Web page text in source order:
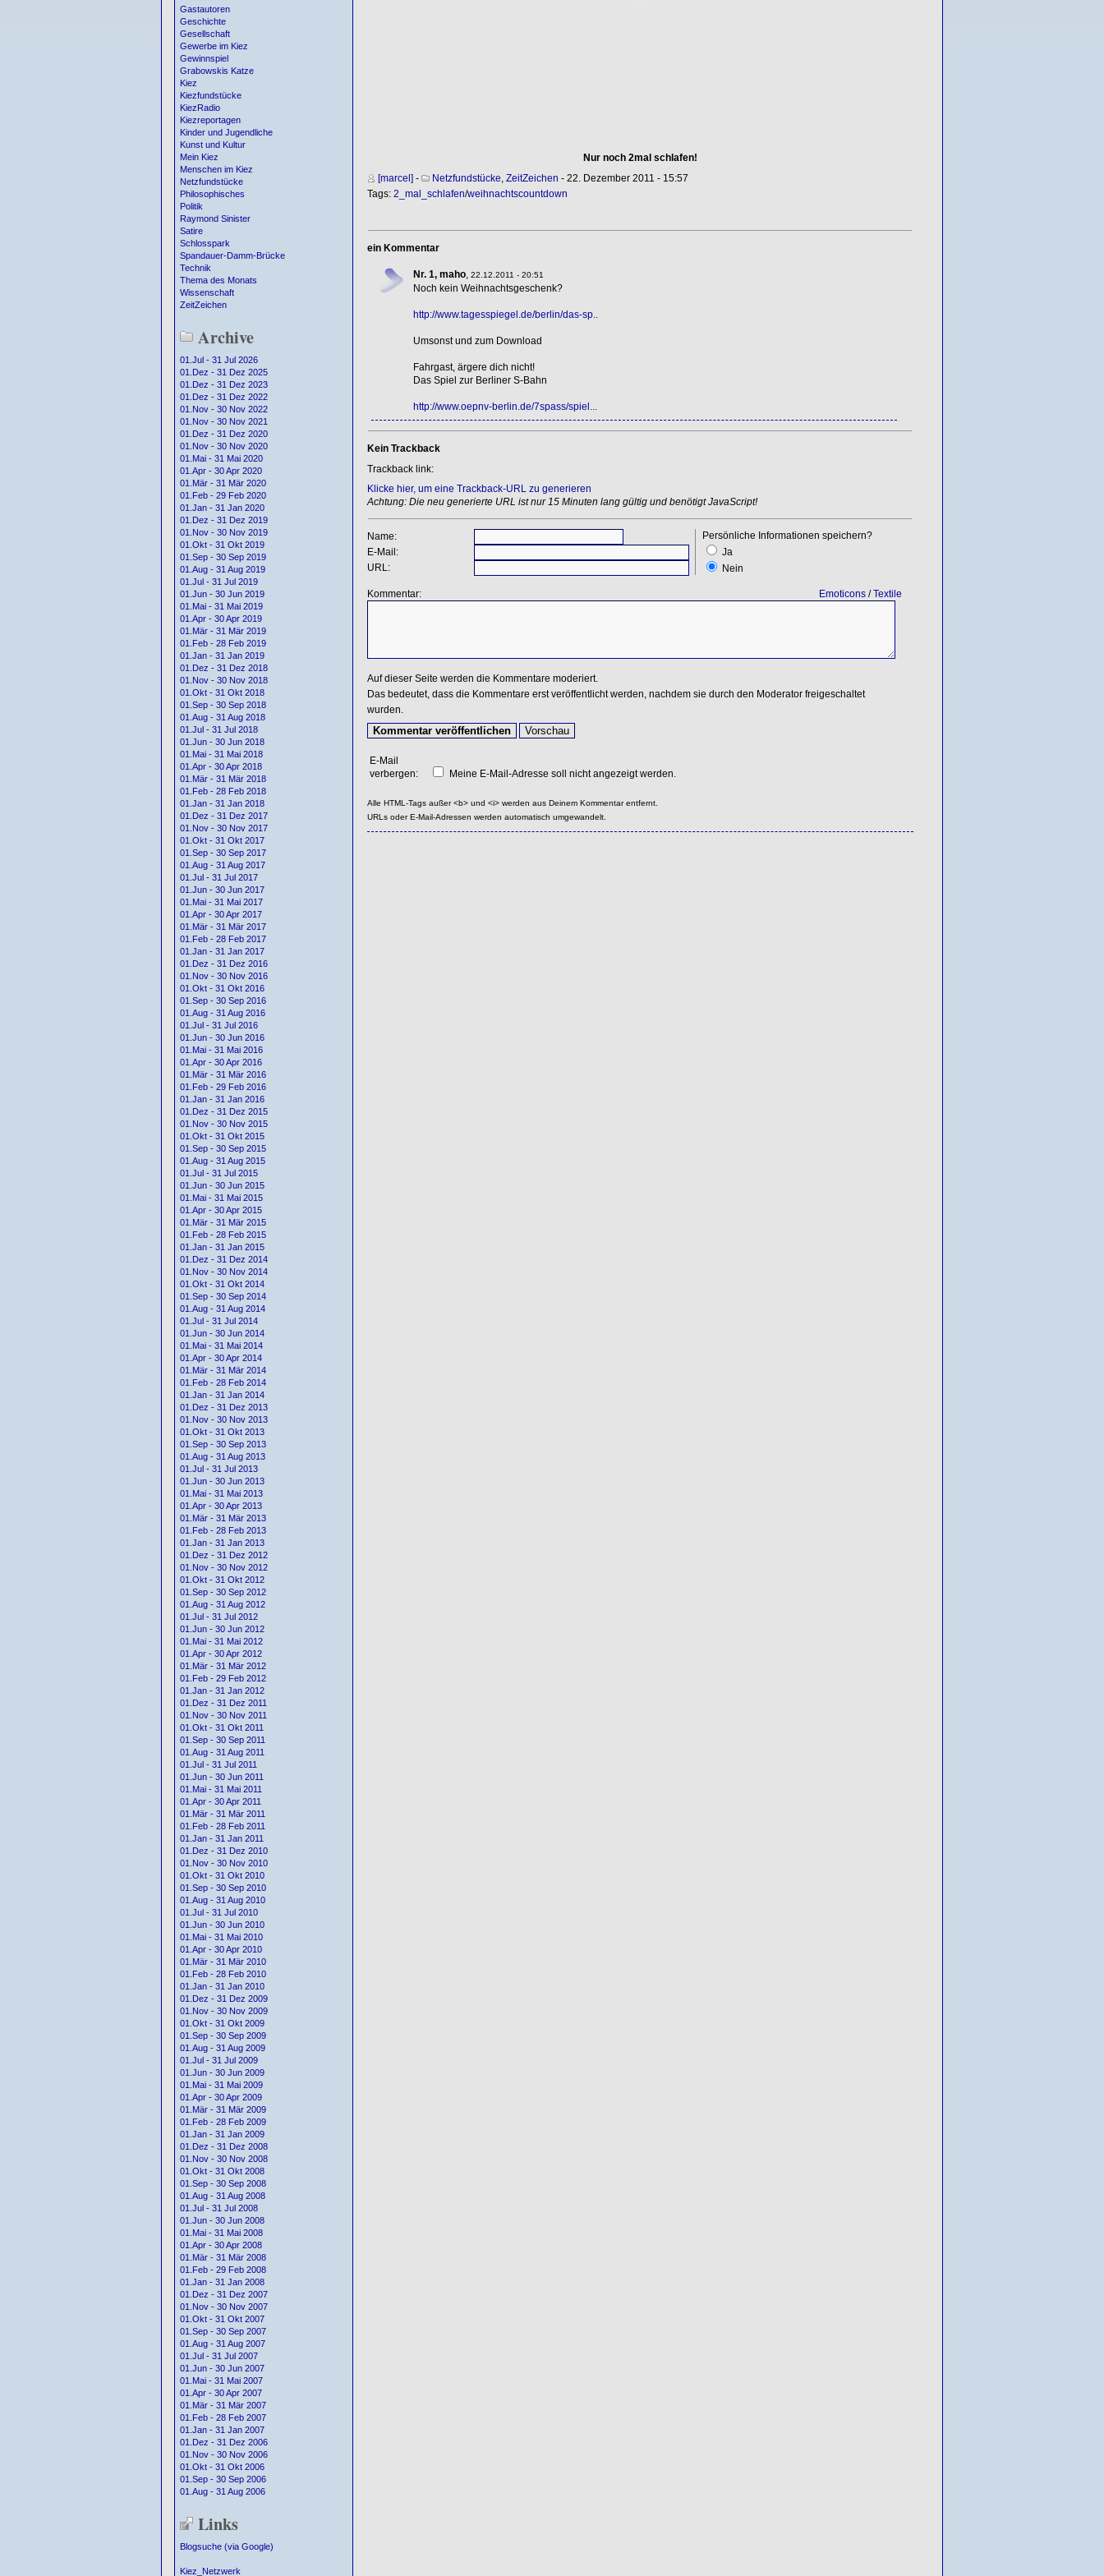
Gastautoren
Geschichte
Gesellschaft
Gewerbe im Kiez
Gewinnspiel
Grabowskis Katze
Kiez
Kiezfundstücke
KiezRadio
Kiezreportagen
Kinder und Jugendliche
Kunst und Kultur
Mein Kiez
Menschen im Kiez
Netzfundstücke
Philosophisches
Politik
Raymond Sinister
Satire
Schlosspark
Spandauer-Damm-Brücke
Technik
Thema des Monats
Wissenschaft
ZeitZeichen
Archive
01.Jul - 31 Jul 2026
01.Dez - 31 Dez 2025
01.Dez - 31 Dez 2023
01.Dez - 31 Dez 2022
01.Nov - 30 Nov 2022
01.Nov - 30 Nov 2021
01.Dez - 31 Dez 2020
01.Nov - 30 Nov 2020
01.Mai - 31 Mai 2020
01.Apr - 30 Apr 2020
01.Mär - 31 Mär 2020
01.Feb - 29 Feb 2020
01.Jan - 31 Jan 2020
01.Dez - 31 Dez 2019
01.Nov - 30 Nov 2019
01.Okt - 31 Okt 2019
01.Sep - 30 Sep 2019
01.Aug - 31 Aug 2019
01.Jul - 31 Jul 2019
01.Jun - 30 Jun 2019
01.Mai - 31 Mai 2019
01.Apr - 30 Apr 2019
01.Mär - 31 Mär 2019
01.Feb - 28 Feb 2019
01.Jan - 31 Jan 2019
01.Dez - 31 Dez 2018
01.Nov - 30 Nov 2018
01.Okt - 31 Okt 2018
01.Sep - 30 Sep 2018
01.Aug - 31 Aug 2018
01.Jul - 31 Jul 2018
01.Jun - 30 Jun 2018
01.Mai - 31 Mai 2018
01.Apr - 30 Apr 2018
01.Mär - 31 Mär 2018
01.Feb - 28 Feb 2018
01.Jan - 31 Jan 2018
01.Dez - 31 Dez 2017
01.Nov - 30 Nov 2017
01.Okt - 31 Okt 2017
01.Sep - 30 Sep 2017
01.Aug - 31 Aug 2017
01.Jul - 31 Jul 2017
01.Jun - 30 Jun 2017
01.Mai - 31 Mai 2017
01.Apr - 30 Apr 2017
01.Mär - 31 Mär 2017
01.Feb - 28 Feb 2017
01.Jan - 31 Jan 2017
01.Dez - 31 Dez 2016
01.Nov - 30 Nov 2016
01.Okt - 31 Okt 2016
01.Sep - 30 Sep 2016
01.Aug - 31 Aug 2016
01.Jul - 31 Jul 2016
01.Jun - 30 Jun 2016
01.Mai - 31 Mai 2016
01.Apr - 30 Apr 2016
01.Mär - 31 Mär 2016
01.Feb - 29 Feb 2016
01.Jan - 31 Jan 2016
01.Dez - 31 Dez 2015
01.Nov - 30 Nov 2015
01.Okt - 31 Okt 2015
01.Sep - 30 Sep 2015
01.Aug - 31 Aug 2015
01.Jul - 31 Jul 2015
01.Jun - 30 Jun 2015
01.Mai - 31 Mai 2015
01.Apr - 30 Apr 2015
01.Mär - 31 Mär 2015
01.Feb - 28 Feb 2015
01.Jan - 31 Jan 2015
01.Dez - 31 Dez 2014
01.Nov - 30 Nov 2014
01.Okt - 31 Okt 2014
01.Sep - 30 Sep 2014
01.Aug - 31 Aug 2014
01.Jul - 31 Jul 2014
01.Jun - 30 Jun 2014
01.Mai - 31 Mai 2014
01.Apr - 30 Apr 2014
01.Mär - 31 Mär 2014
01.Feb - 28 Feb 2014
01.Jan - 31 Jan 2014
01.Dez - 31 Dez 2013
01.Nov - 30 Nov 2013
01.Okt - 31 Okt 2013
01.Sep - 30 Sep 2013
01.Aug - 31 Aug 2013
01.Jul - 31 Jul 2013
01.Jun - 30 Jun 2013
01.Mai - 31 Mai 2013
01.Apr - 30 Apr 2013
01.Mär - 31 Mär 2013
01.Feb - 28 Feb 2013
01.Jan - 31 Jan 2013
01.Dez - 31 Dez 2012
01.Nov - 30 Nov 2012
01.Okt - 31 Okt 2012
01.Sep - 30 Sep 2012
01.Aug - 31 Aug 2012
01.Jul - 31 Jul 2012
01.Jun - 30 Jun 2012
01.Mai - 31 Mai 2012
01.Apr - 30 Apr 2012
01.Mär - 31 Mär 2012
01.Feb - 29 Feb 2012
01.Jan - 31 Jan 2012
01.Dez - 31 Dez 2011
01.Nov - 30 Nov 2011
01.Okt - 31 Okt 2011
01.Sep - 30 Sep 2011
01.Aug - 31 Aug 2011
01.Jul - 31 Jul 2011
01.Jun - 30 Jun 2011
01.Mai - 31 Mai 2011
01.Apr - 30 Apr 2011
01.Mär - 31 Mär 2011
01.Feb - 28 Feb 2011
01.Jan - 31 Jan 2011
01.Dez - 31 Dez 2010
01.Nov - 30 Nov 2010
01.Okt - 31 Okt 2010
01.Sep - 30 Sep 2010
01.Aug - 31 Aug 2010
01.Jul - 31 Jul 2010
01.Jun - 30 Jun 2010
01.Mai - 31 Mai 2010
01.Apr - 30 Apr 2010
01.Mär - 31 Mär 2010
01.Feb - 28 Feb 2010
01.Jan - 31 Jan 2010
01.Dez - 31 Dez 2009
01.Nov - 30 Nov 2009
01.Okt - 31 Okt 2009
01.Sep - 30 Sep 2009
01.Aug - 31 Aug 2009
01.Jul - 31 Jul 2009
01.Jun - 30 Jun 2009
01.Mai - 31 Mai 2009
01.Apr - 30 Apr 2009
01.Mär - 31 Mär 2009
01.Feb - 28 Feb 2009
01.Jan - 31 Jan 2009
01.Dez - 31 Dez 2008
01.Nov - 30 Nov 2008
01.Okt - 31 Okt 2008
01.Sep - 30 Sep 2008
01.Aug - 31 Aug 2008
01.Jul - 31 Jul 2008
01.Jun - 30 Jun 2008
01.Mai - 31 Mai 2008
01.Apr - 30 Apr 2008
01.Mär - 31 Mär 2008
01.Feb - 29 Feb 2008
01.Jan - 31 Jan 2008
01.Dez - 31 Dez 2007
01.Nov - 30 Nov 2007
01.Okt - 31 Okt 2007
01.Sep - 30 Sep 2007
01.Aug - 31 Aug 2007
01.Jul - 31 Jul 2007
01.Jun - 30 Jun 2007
01.Mai - 31 Mai 2007
01.Apr - 30 Apr 2007
01.Mär - 31 Mär 2007
01.Feb - 28 Feb 2007
01.Jan - 31 Jan 2007
01.Dez - 31 Dez 2006
01.Nov - 30 Nov 2006
01.Okt - 31 Okt 2006
01.Sep - 30 Sep 2006
01.Aug - 31 Aug 2006
Links
Blogsuche (via Google)
Kiez_Netzwerk
Nur noch 2mal schlafen!
[marcel]- Netzfundstücke ZeitZeichen - 22. Dezember 2011 - 15:57
Tags: 2_mal_schlafen/weihnachtscountdown
ein Kommentar
Nr. 1, maho, 22.12.2011 - 20:51
Noch kein Weihnachtsgeschenk?
http://www.tagesspiegel.de/berlin/das-sp..
Umsonst und zum Download
Fahrgast, ärgere dich nicht!
Das Spiel zur Berliner S-Bahn
http://www.oepnv-berlin.de/7spass/spiel...
Kein Trackback
Trackback link:
Klicke hier, um eine Trackback-URL zu generieren
Achtung: Die neu generierte URL ist nur 15 Minuten lang gültig und benötigt JavaScript!
Name:
Persönliche Informationen speichern?
Ja
Nein
E-Mail:
URL:
Kommentar: Emoticons/Textile
Auf dieser Seite werden die Kommentare moderiert.
Das bedeutet, dass die Kommentare erst veröffentlicht werden, nachdem sie durch den Moderator freigeschaltet
wurden.
E-Mail
verbergen:
Meine E-Mail-Adresse soll nicht angezeigt werden.
Alle HTML-Tags außer <b> und <i> werden aus Deinem Kommentar entfernt.
URLs oder E-Mail-Adressen werden automatisch umgewandelt.